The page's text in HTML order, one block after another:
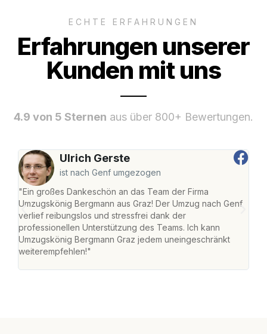
ECHTE ERFAHRUNGEN
Erfahrungen unserer
Kunden mit uns
4.9 von 5 Sternen aus über 800+ Bewertungen.
Ulrich Gerste
ist nach Genf umgezogen
"Ein großes Dankeschön an das Team der Firma
Umzugskönig Bergmann aus Graz! Der Umzug nach Genf
verlief reibungslos und stressfrei dank der
professionellen Unterstützung des Teams. Ich kann
Umzugskönig Bergmann Graz jedem uneingeschränkt
weiterempfehlen!"